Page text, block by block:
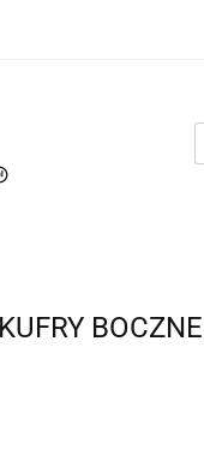
motocyklowe